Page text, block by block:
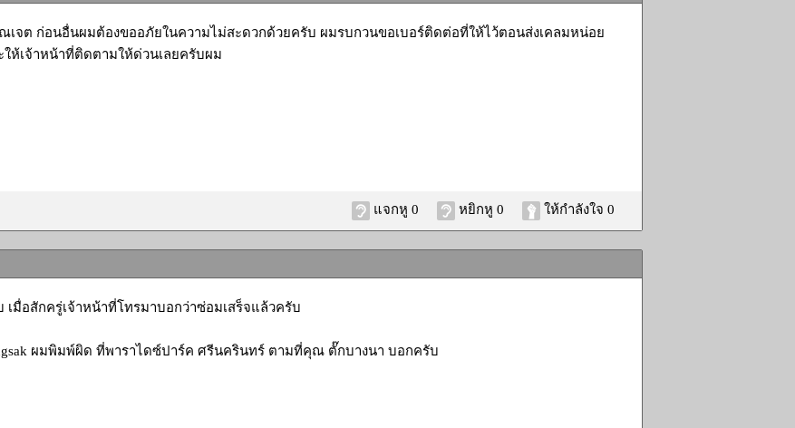
เจต ก่อนอื่นผมต้องขออภัยในความไม่สะดวกด้วยครับ ผมรบกวนขอเบอร์ติดต่อที่ให้ไว้ตอนส่งเคลมหน่อย
ให้เจ้าหน้าที่ติดตามให้ด่วนเลยครับผม
ให้กำลังใจ 0
หยิกหู 0
แจกหู 0
มื่อสักครู่เจ้าหน้าที่โทรมาบอกว่าซ่อมเสร็จแล้วครับ
ผมพิมพ์ผิด ที่พาราไดซ์ปาร์ค ศรีนครินทร์ ตามที่คุณ ตั๊กบางนา บอกครับ